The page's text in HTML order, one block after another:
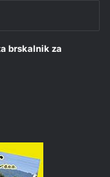
brskalnik za